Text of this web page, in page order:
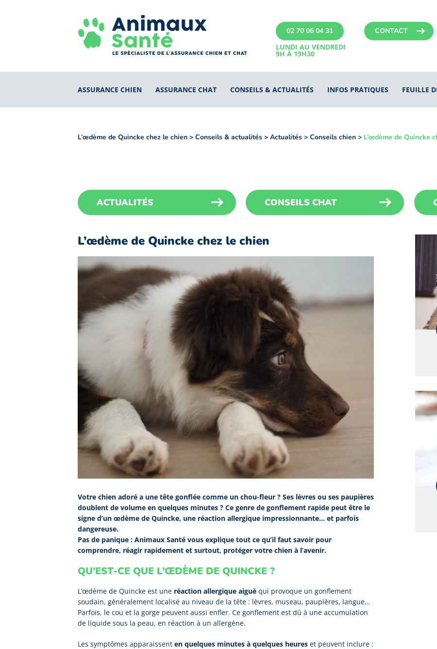
CONTACT
02 70 06 04 31
LUNDI AU VENDREDI
9H À 19H30
ASSURANCE CHIEN ASSURANCE CHAT CONSEILS & ACTUALITÉS INFOS PRATIQUES FEUILLE
L’œdème de Quincke chez le chien > Conseils & actualités > Actualités > Conseils chien > L’œdème de Quincke
ACTUALITÉS CONSEILS CHAT
L’œdème de Quincke chez le chien
Votre chien adoré a une tête gonflée comme un chou-fleur ? Ses lèvres ou ses paupières
doublent de volume en quelques minutes ? Ce genre de gonflement rapide peut être le
signe d’un œdème de Quincke, une réaction allergique impressionnante… et parfois
dangereuse.
Pas de panique : Animaux Santé vous explique tout ce qu’il faut savoir pour
comprendre, réagir rapidement et surtout, protéger votre chien à l’avenir.
QU’EST-CE QUE L’ŒDÈME DE QUINCKE ?
L’œdème de Quincke est une réaction allergique aiguë qui provoque un gonflement
soudain, généralement localisé au niveau de la tête : lèvres, museau, paupières, langue…
Parfois, le cou et la gorge peuvent aussi enfler. Ce gonflement est dû à une accumulation
de liquide sous la peau, en réaction à un allergène.
Les symptômes apparaissent en quelques minutes à quelques heures et peuvent inclure :